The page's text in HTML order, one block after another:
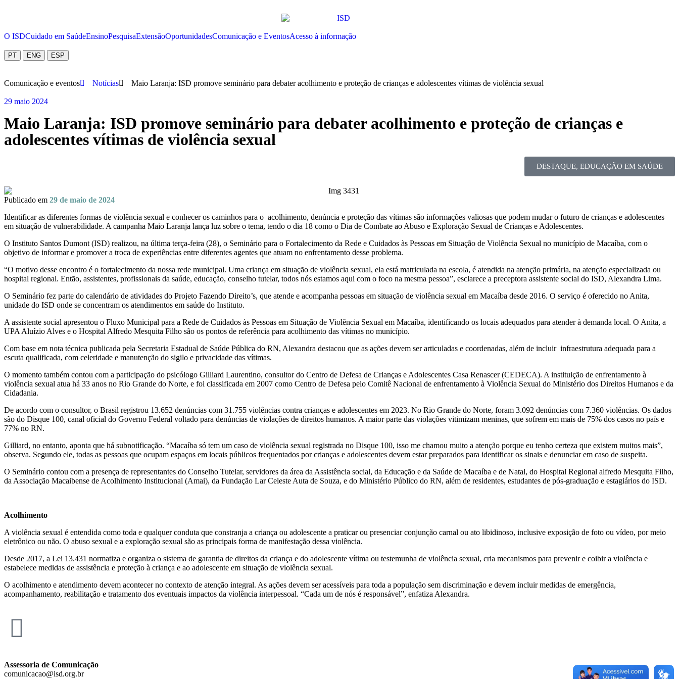
O ISDCuidado em SaúdeEnsinoPesquisaExtensãoOportunidadesComunicação e EventosAcesso à informação
PT ENG ESP
Comunicação e eventos Notícias Maio Laranja: ISD promove seminário para debater acolhimento e proteção de crianças e adolescentes vítimas de violência sexual
29 maio 2024
Maio Laranja: ISD promove seminário para debater acolhimento e proteção de crianças e
adolescentes vítimas de violência sexual
DESTAQUE, EDUCAÇÃO EM SAÚDE
Publicado em 29 de maio de 2024
Identificar as diferentes formas de violência sexual e conhecer os caminhos para o acolhimento, denúncia e proteção das vítimas são informações valiosas que podem mudar o futuro de crianças e adolescentes
em situação de vulnerabilidade. A campanha Maio Laranja lança luz sobre o tema, tendo o dia 18 como o Dia de Combate ao Abuso e Exploração Sexual de Crianças e Adolescentes.
O Instituto Santos Dumont (ISD) realizou, na última terça-feira (28), o Seminário para o Fortalecimento da Rede e Cuidados às Pessoas em Situação de Violência Sexual no município de Macaíba, com o
objetivo de informar e promover a troca de experiências entre diferentes agentes que atuam no enfrentamento desse problema.
“O motivo desse encontro é o fortalecimento da nossa rede municipal. Uma criança em situação de violência sexual, ela está matriculada na escola, é atendida na atenção primária, na atenção especializada ou
hospital regional. Então, assistentes, profissionais da saúde, educação, conselho tutelar, todos nós estamos aqui com o foco na mesma pessoa”, esclarece a preceptora assistente social do ISD, Alexandra Lima.
O Seminário fez parte do calendário de atividades do Projeto Fazendo Direito’s, que atende e acompanha pessoas em situação de violência sexual em Macaíba desde 2016. O serviço é oferecido no Anita,
unidade do ISD onde se concentram os atendimentos em saúde do Instituto.
A assistente social apresentou o Fluxo Municipal para a Rede de Cuidados às Pessoas em Situação de Violência Sexual em Macaíba, identificando os locais adequados para atender à demanda local. O Anita, a
UPA Aluízio Alves e o Hospital Alfredo Mesquita Filho são os pontos de referência para acolhimento das vítimas no município.
Com base em nota técnica publicada pela Secretaria Estadual de Saúde Pública do RN, Alexandra destacou que as ações devem ser articuladas e coordenadas, além de incluir infraestrutura adequada para a
escuta qualificada, com celeridade e manutenção do sigilo e privacidade das vítimas.
O momento também contou com a participação do psicólogo Gilliard Laurentino, consultor do Centro de Defesa de Crianças e Adolescentes Casa Renascer (CEDECA). A instituição de enfrentamento à
violência sexual atua há 33 anos no Rio Grande do Norte, e foi classificada em 2007 como Centro de Defesa pelo Comitê Nacional de enfrentamento à Violência Sexual do Ministério dos Direitos Humanos e da
Cidadania.
De acordo com o consultor, o Brasil registrou 13.652 denúncias com 31.755 violências contra crianças e adolescentes em 2023. No Rio Grande do Norte, foram 3.092 denúncias com 7.360 violências. Os dados
são do Disque 100, canal oficial do Governo Federal voltado para denúncias de violações de direitos humanos. A maior parte das violações vitimizam meninas, que sofrem em mais de 75% dos casos no país e
77% no RN.
Gilliard, no entanto, aponta que há subnotificação. “Macaíba só tem um caso de violência sexual registrada no Disque 100, isso me chamou muito a atenção porque eu tenho certeza que existem muitos mais”,
observa. Segundo ele, todas as pessoas que ocupam espaços em locais públicos frequentados por crianças e adolescentes devem estar preparados para identificar os sinais e denunciar em caso de suspeita.
O Seminário contou com a presença de representantes do Conselho Tutelar, servidores da área da Assistência social, da Educação e da Saúde de Macaíba e de Natal, do Hospital Regional alfredo Mesquita Filho,
da Associação Macaibense de Acolhimento Institucional (Amai), da Fundação Lar Celeste Auta de Souza, e do Ministério Público do RN, além de residentes, estudantes de pós-graduação e estagiários do ISD.
Acolhimento
A violência sexual é entendida como toda e qualquer conduta que constranja a criança ou adolescente a praticar ou presenciar conjunção carnal ou ato libidinoso, inclusive exposição de foto ou vídeo, por meio
eletrônico ou não. O abuso sexual e a exploração sexual são as principais forma de manifestação dessa violência.
Desde 2017, a Lei 13.431 normatiza e organiza o sistema de garantia de direitos da criança e do adolescente vítima ou testemunha de violência sexual, cria mecanismos para prevenir e coibir a violência e
estabelece medidas de assistência e proteção à criança e ao adolescente em situação de violência sexual.
O acolhimento e atendimento devem acontecer no contexto de atenção integral. As ações devem ser acessíveis para toda a população sem discriminação e devem incluir medidas de emergência,
acompanhamento, reabilitação e tratamento dos eventuais impactos da violência interpessoal. “Cada um de nós é responsável”, enfatiza Alexandra.
Assessoria de Comunicação
comunicacao@isd.org.br